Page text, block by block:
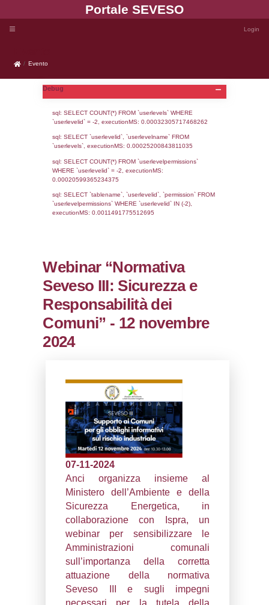
Portale
Evento
Evento
Debug
sql: SELECT COUNT(*) FROM `userlevels`
sql: SELECT `userlevelid`, `userlevelname`
WHERE `userlevelid` = -2, executionMS:
0.00020599365234375
sql: SELECT `tablename`, `userlevelid`,
executionMS: 0.0011491775512695
Webinar
Seveso III:
Responsabilità dei
Comuni” - 12
2024